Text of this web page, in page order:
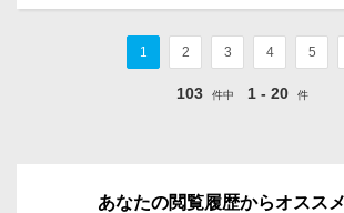
1 2 3 4 5
103 件中 1 - 20 件
あなたの閲覧履歴からオスス